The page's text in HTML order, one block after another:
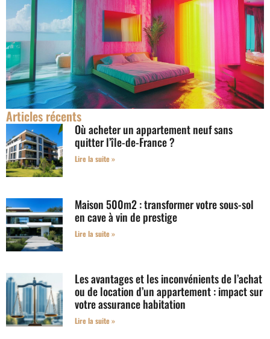
Articles récents
Où acheter un appartement neuf sans
quitter l’île-de-France ?
Lire la suite »
Maison 500m2 : transformer votre sous-sol
en cave à vin de prestige
Lire la suite »
Les avantages et les inconvénients de l’achat
ou de location d’un appartement : impact sur
votre assurance habitation
Lire la suite »